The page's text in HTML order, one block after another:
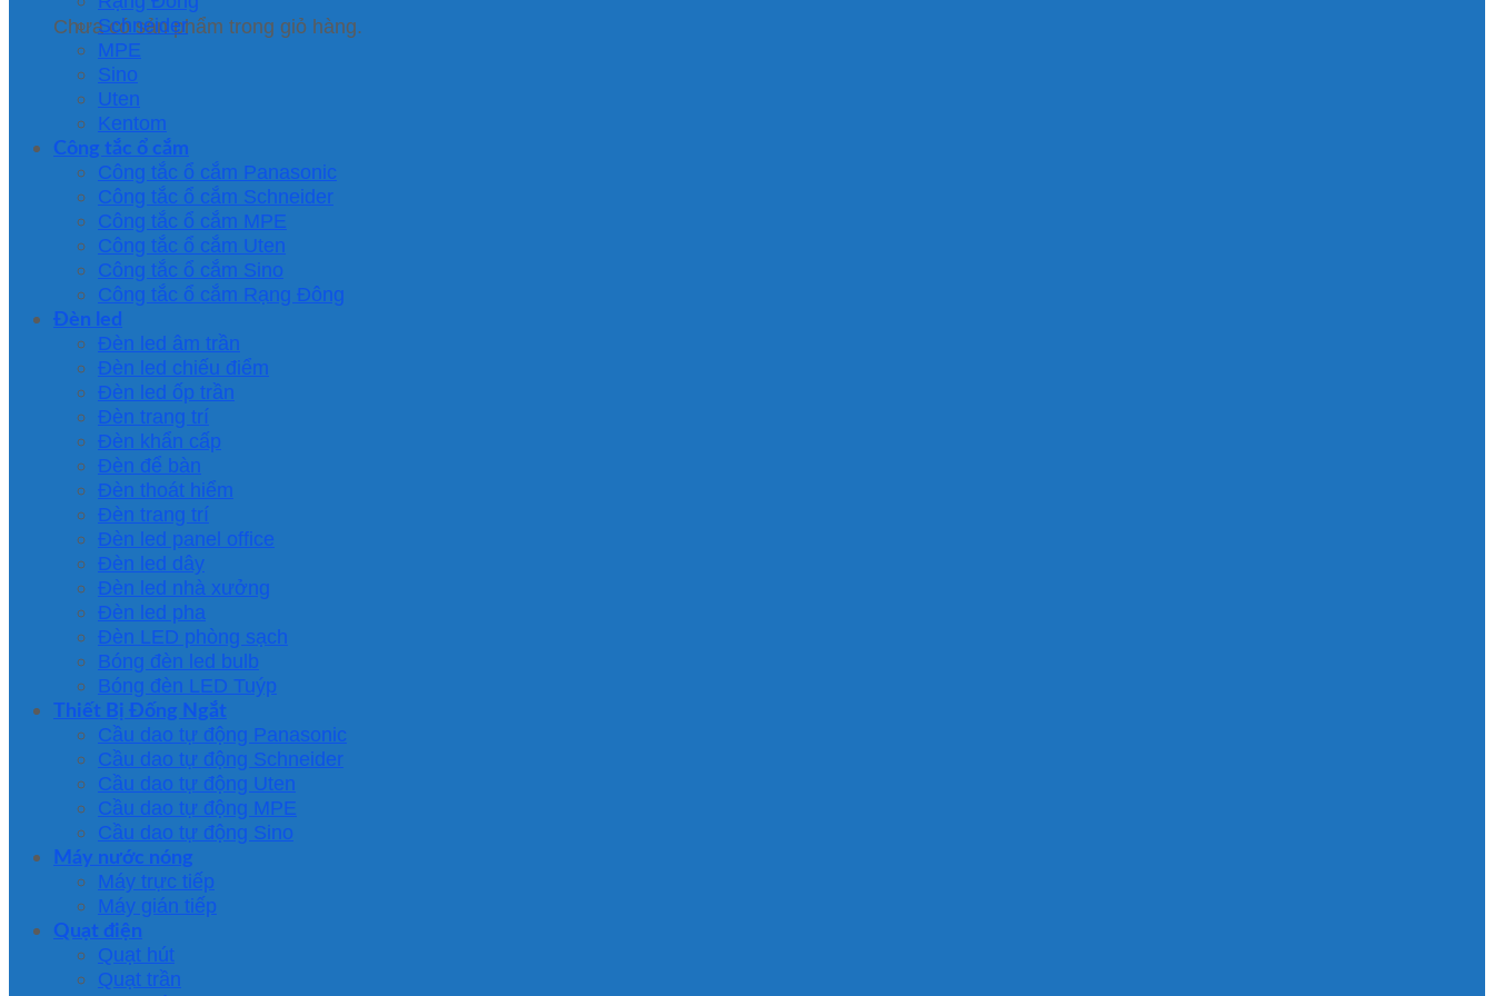
Chưa có sản phẩm trong giỏ hàng.
Schneider
MPE
Sino
Uten
Kentom
Công tắc ổ cắm
Công tắc ổ cắm Panasonic
Công tắc ổ cắm Schneider
Công tắc ổ cắm MPE
Công tắc ổ cắm Uten
Công tắc ổ cắm Sino
Công tắc ổ cắm Rạng Đông
Đèn led
Đèn led âm trần
Đèn led chiếu điểm
Đèn led ốp trần
Đèn trang trí
Đèn khẩn cấp
Đèn để bàn
Đèn thoát hiểm
Đèn trang trí
Đèn led panel office
Đèn led dây
Đèn led nhà xưởng
Đèn led pha
Đèn LED phòng sạch
Bóng đèn led bulb
Bóng đèn LED Tuýp
Thiết Bị Đống Ngắt
Cầu dao tự động Panasonic
Cầu dao tự động Schneider
Cầu dao tự động Uten
Cầu dao tự động MPE
Cầu dao tự động Sino
Máy nước nóng
Máy trực tiếp
Máy gián tiếp
Quạt điện
Quạt hút
Quạt trần